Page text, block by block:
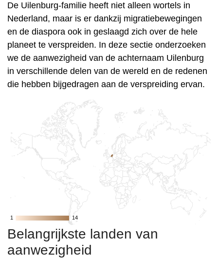
De Uilenburg-familie heeft niet alleen wortels in
Nederland, maar is er dankzij migratiebewegingen
en de diaspora ook in geslaagd zich over de hele
planeet te verspreiden. In deze sectie onderzoeken
we de aanwezigheid van de achternaam Uilenburg
in verschillende delen van de wereld en de redenen
die hebben bijgedragen aan de verspreiding ervan.
11 14
14
Belangrijkste landen van
aanwezigheid